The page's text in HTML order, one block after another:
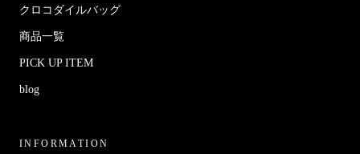
クロコダイルバッグ
商品一覧
PICK UP ITEM
blog
INFORMATION